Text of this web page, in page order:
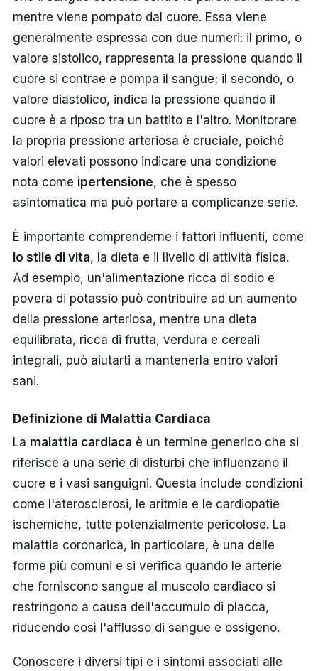
mentre viene pompato dal cuore. Essa viene
generalmente espressa con due numeri: il primo, o
valore sistolico, rappresenta la pressione quando il
cuore si contrae e pompa il sangue; il secondo, o
valore diastolico, indica la pressione quando il
cuore è a riposo tra un battito e l'altro. Monitorare
la propria pressione arteriosa è cruciale, poiché
valori elevati possono indicare una condizione
nota come ipertensione, che è spesso
asintomatica ma può portare a complicanze serie.
È importante comprenderne i fattori influenti, come
lo stile di vita, la dieta e il livello di attività fisica.
Ad esempio, un'alimentazione ricca di sodio e
povera di potassio può contribuire ad un aumento
della pressione arteriosa, mentre una dieta
equilibrata, ricca di frutta, verdura e cereali
integrali, può aiutarti a mantenerla entro valori
sani.
Definizione di Malattia Cardiaca
La malattia cardiaca è un termine generico che si
riferisce a una serie di disturbi che influenzano il
cuore e i vasi sanguigni. Questa include condizioni
come l'aterosclerosi, le aritmie e le cardiopatie
ischemiche, tutte potenzialmente pericolose. La
malattia coronarica, in particolare, è una delle
forme più comuni e si verifica quando le arterie
che forniscono sangue al muscolo cardiaco si
restringono a causa dell'accumulo di placca,
riducendo così l'afflusso di sangue e ossigeno.
Conoscere i diversi tipi e i sintomi associati alle